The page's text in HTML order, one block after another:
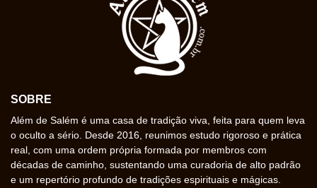
SOBRE
Além de Salém é uma casa de tradição viva, feita para quem leva
o oculto a sério. Desde 2016, reunimos estudo rigoroso e prática
real, com uma ordem própria formada por membros com
décadas de caminho, sustentando uma curadoria de alto padrão
e um repertório profundo de tradições espirituais e mágicas.